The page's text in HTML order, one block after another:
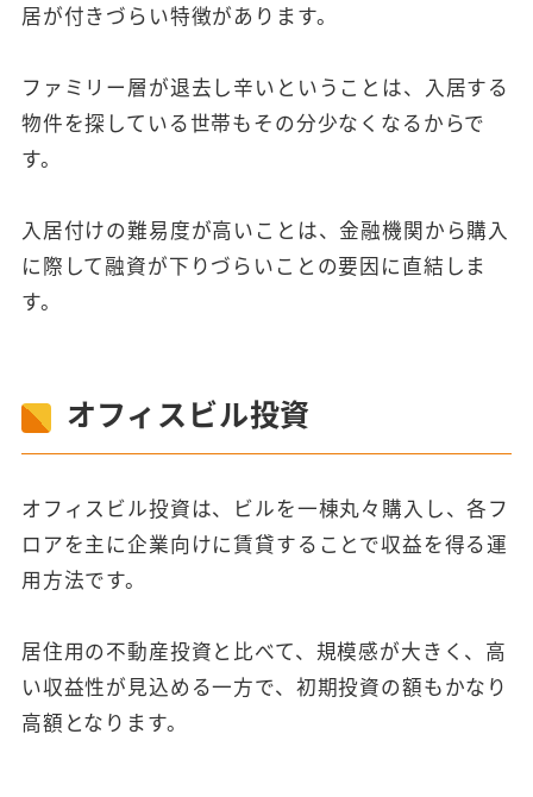
居が付きづらい特徴があります。
ファミリー層が退去し辛いということは、入居する
物件を探している世帯もその分少なくなるからで
す。
入居付けの難易度が高いことは、金融機関から購入
に際して融資が下りづらいことの要因に直結しま
す。
オフィスビル投資
オフィスビル投資は、ビルを一棟丸々購入し、各フ
ロアを主に企業向けに賃貸することで収益を得る運
用方法です。
居住用の不動産投資と比べて、規模感が大きく、高
い収益性が見込める一方で、初期投資の額もかなり
高額となります。